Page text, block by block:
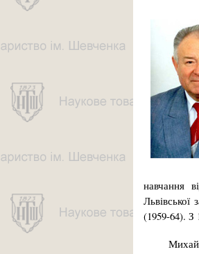
навчання
Львівської
(1959-64). З